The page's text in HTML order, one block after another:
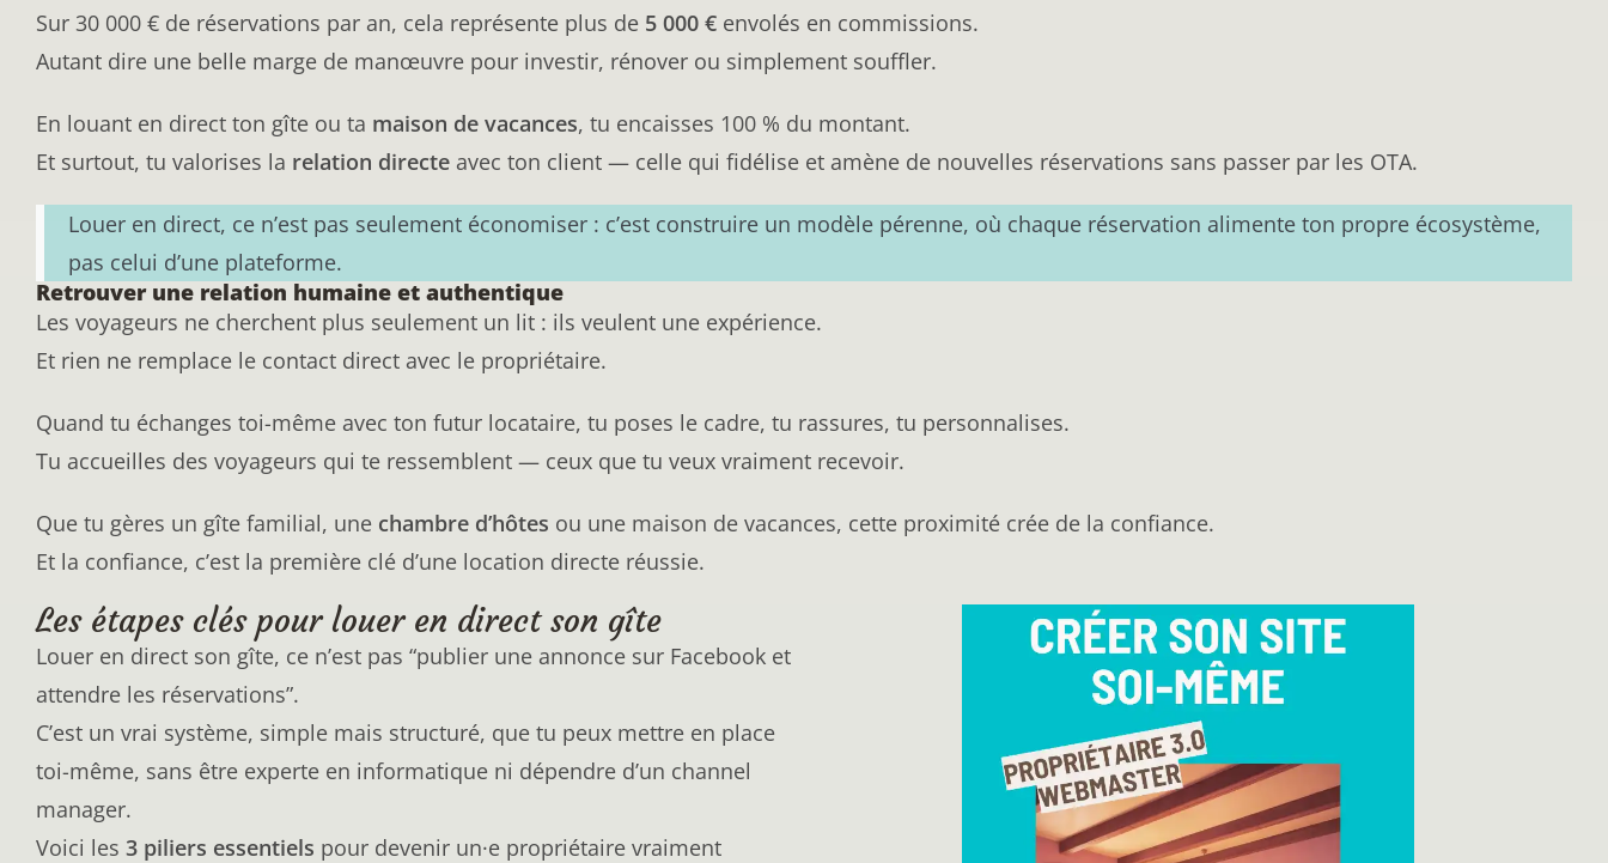
Sur 30 000 € de réservations par an, cela représente plus de 5 000 € envolés en commissions.
Autant dire une belle marge de manœuvre pour investir, rénover ou simplement souffler.
En louant en direct ton gîte ou ta maison de vacances, tu encaisses 100 % du montant.
Et surtout, tu valorises la relation directe avec ton client — celle qui fidélise et amène de nouvelles réservations sans passer par les OTA.
Louer en direct, ce n’est pas seulement économiser : c’est construire un modèle pérenne, où chaque réservation alimente ton propre écosystème,
pas celui d’une plateforme.
Retrouver une relation humaine et authentique
Les voyageurs ne cherchent plus seulement un lit : ils veulent une expérience.
Et rien ne remplace le contact direct avec le propriétaire.
Quand tu échanges toi-même avec ton futur locataire, tu poses le cadre, tu rassures, tu personnalises.
Tu accueilles des voyageurs qui te ressemblent — ceux que tu veux vraiment recevoir.
Que tu gères un gîte familial, une chambre d’hôtes ou une maison de vacances, cette proximité crée de la confiance.
Et la confiance, c’est la première clé d’une location directe réussie.
Les étapes clés pour louer en direct son gîte​
Louer en direct son gîte, ce n’est pas “publier une annonce sur Facebook et
attendre les réservations”.
C’est un vrai système, simple mais structuré, que tu peux mettre en place
toi-même, sans être experte en informatique ni dépendre d’un channel
manager.
Voici les 3 piliers essentiels pour devenir un·e propriétaire vraiment